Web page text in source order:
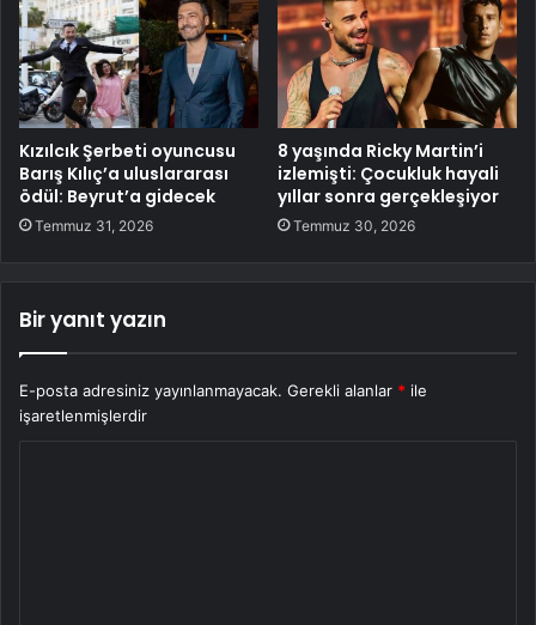
Kızılcık Şerbeti oyuncusu
Barış Kılıç’a uluslararası
ödül: Beyrut’a gidecek
Temmuz 31, 2026
8 yaşında Ricky Martin’i
izlemişti: Çocukluk hayali
yıllar sonra gerçekleşiyor
Temmuz 30, 2026
Bir yanıt yazın
E-posta adresiniz yayınlanmayacak. Gerekli alanlar * ile
işaretlenmişlerdir